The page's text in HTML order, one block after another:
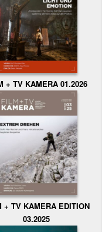
+ TV KAMERA 01.2026
+ TV KAMERA EDITION
03.2025